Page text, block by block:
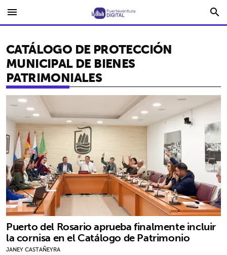
menu search
CATÁLOGO DE PROTECCIÓN
MUNICIPAL DE BIENES
PATRIMONIALES
Puerto del Rosario aprueba finalmente incluir
la cornisa en el Catálogo de Patrimonio
JANEY CASTAÑEYRA